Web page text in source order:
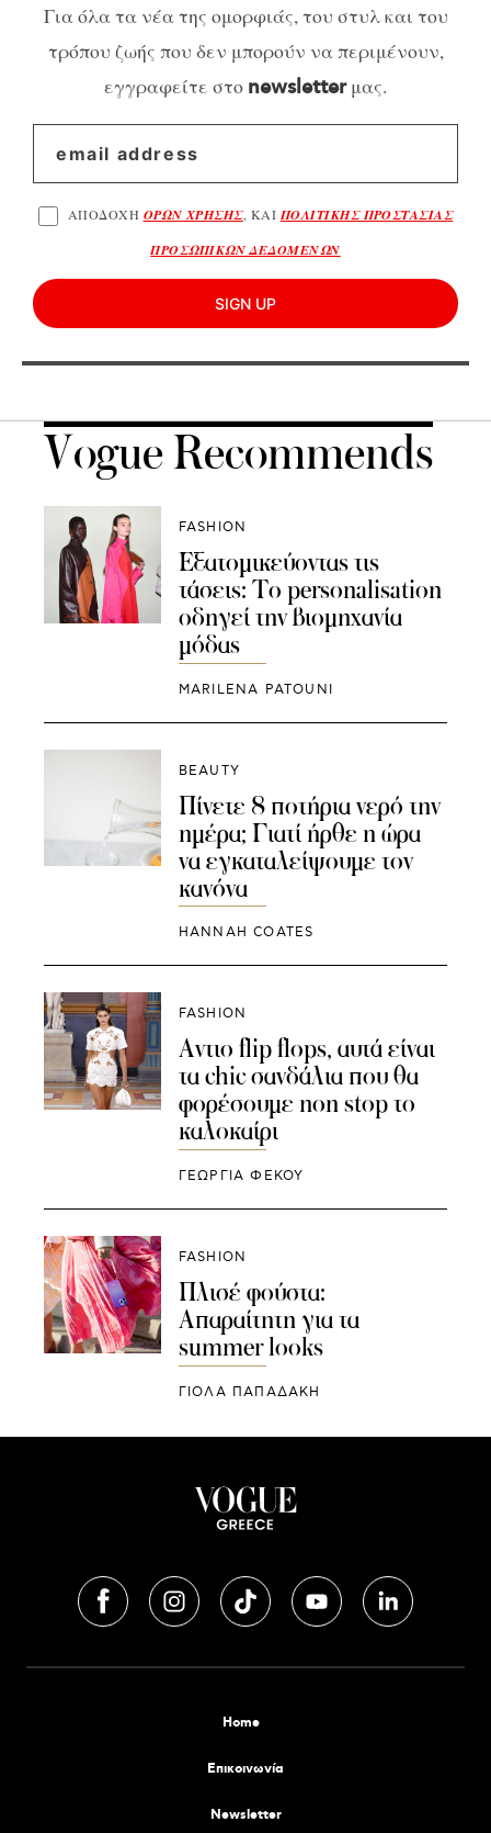
Για όλα τα νέα της ομορφιάς, του στυλ και του
τρόπου ζωής που δεν μπορούν να περιμένουν,
εγγραφείτε στο newsletterμας.
ΑΠΟΔΟΧΗ ΟΡΩΝ ΧΡΗΣΗΣ, ΚΑΙ ΠΟΛΙΤΙΚΗΣ ΠΡΟΣΤΑΣΙΑΣ
ΠΡΟΣΩΠΙΚΩΝ ΔΕΔΟΜΕΝΩΝ
SIGN UP
Vogue Recommends
FASHION
Εξατομικεύοντας τις
τάσεις: Το personalisation
οδηγεί την βιομηχανία
μόδας
MARILENA PATOUNI
BEAUTY
Πίνετε 8 ποτήρια νερό την
ημέρα; Γιατί ήρθε η ώρα
να εγκαταλείψουμε τον
κανόνα
HANNAH COATES
FASHION
Αντιο flip flops, αυτά είναι
τα chic σανδάλια που θα
φορέσουμε non stop το
καλοκαίρι
ΓΕΩΡΓΙΑ ΦΕΚΟΥ
FASHION
Πλισέ φούστα:
Απαραίτητη για τα
summer looks
ΓΙΌΛΑ ΠΑΠΑΔΆΚΗ
Home
Επικοινωνία
Newsletter